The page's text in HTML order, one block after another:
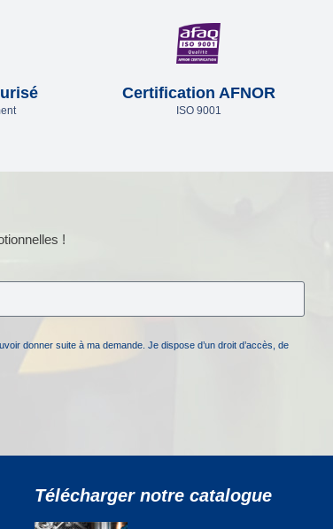
Certification AFNOR
ISO 9001
!
donner suite à ma demande. Je dispose d’un droit d’accès, de
Télécharger notre catalogue